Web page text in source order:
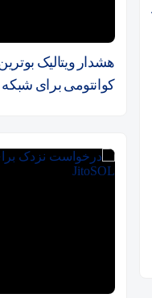
هشدار ویتالیک
کوانتومی برای شبکه